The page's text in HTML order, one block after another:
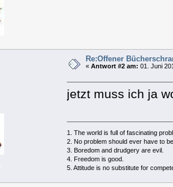
Re:Offener
«Antwort #2 am: 01. Juni
jetzt muss ich ja
1. The world is full of fascinating
2. No problem should ever have to
3. Boredom and drudgery are evil.
4. Freedom is good.
5. Attitude is no substitute for